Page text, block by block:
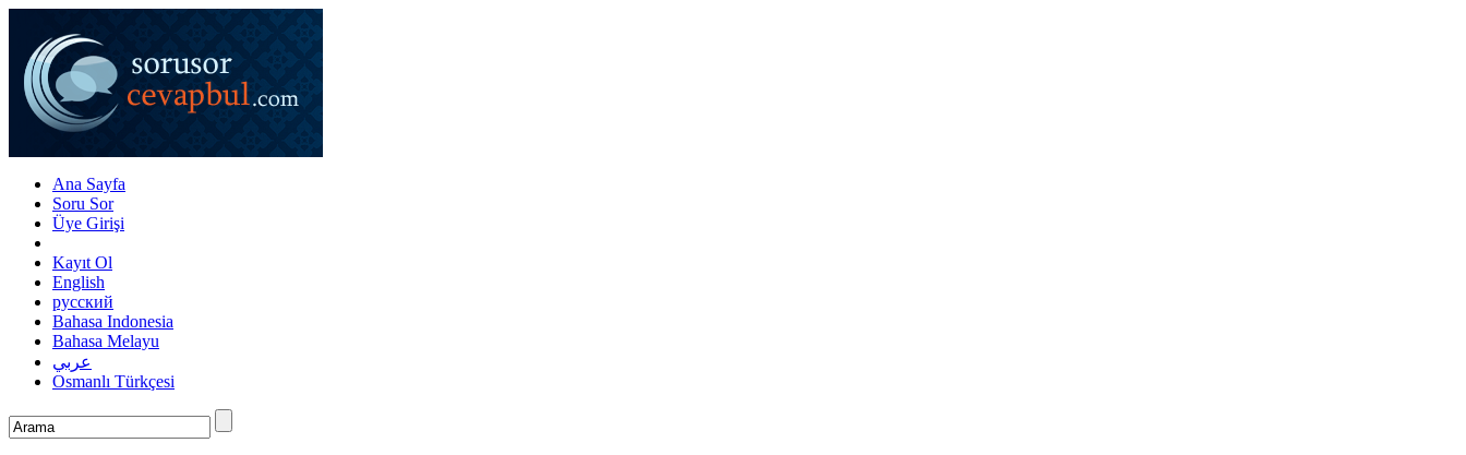
Ana Sayfa
Soru Sor
Üye Girişi
Kayıt Ol
English
русский
Bahasa Indonesia
Bahasa Melayu
عربي
Osmanlı Türkçesi